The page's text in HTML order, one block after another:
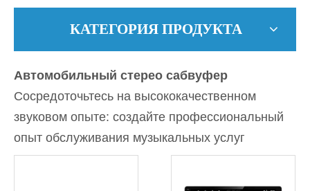
КАТЕГОРИЯ ПРОДУКТА
Автомобильный стерео сабвуфер
Сосредоточьтесь на высококачественном
звуковом опыте: создайте профессиональный
опыт обслуживания музыкальных услуг